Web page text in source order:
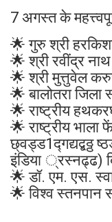
7 अगस्त के
🌟 गुरु श्री
🌟 श्री रवींद्र
🌟 श्री मुत्तुवेल
🌟 बालोतरा जिला
🌟 राष्ट्रीय
🌟 राष्ट्रीय भाला
इंडिया ्रस्नढ्ढ)
🌟 डॉ. एम. एस.
🌟 विश्व स्तनपान